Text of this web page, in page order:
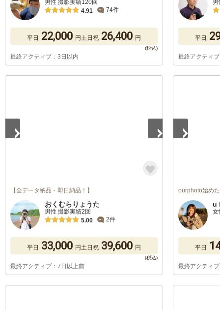
男性 撮影実績120回
4.91
74件
平日 22,000 円土日祝 26,400 円
最終アクティブ：3日以内
平日
最終アクティ
【全データ納品・即日納品！】
おくむらりょうた
男性 撮影実績2回
5.00
2件
平日 33,000 円土日祝 39,600 円
最終アクティブ：7日以上前
ourphoto始め
u
女
平日
最終アクティ